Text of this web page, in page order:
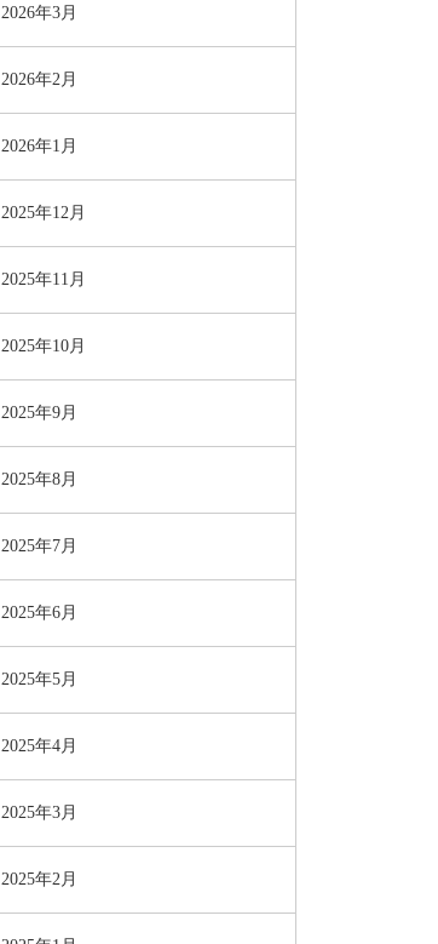
2026年3月
2026年2月
2026年1月
2025年12月
2025年11月
2025年10月
2025年9月
2025年8月
2025年7月
2025年6月
2025年5月
2025年4月
2025年3月
2025年2月